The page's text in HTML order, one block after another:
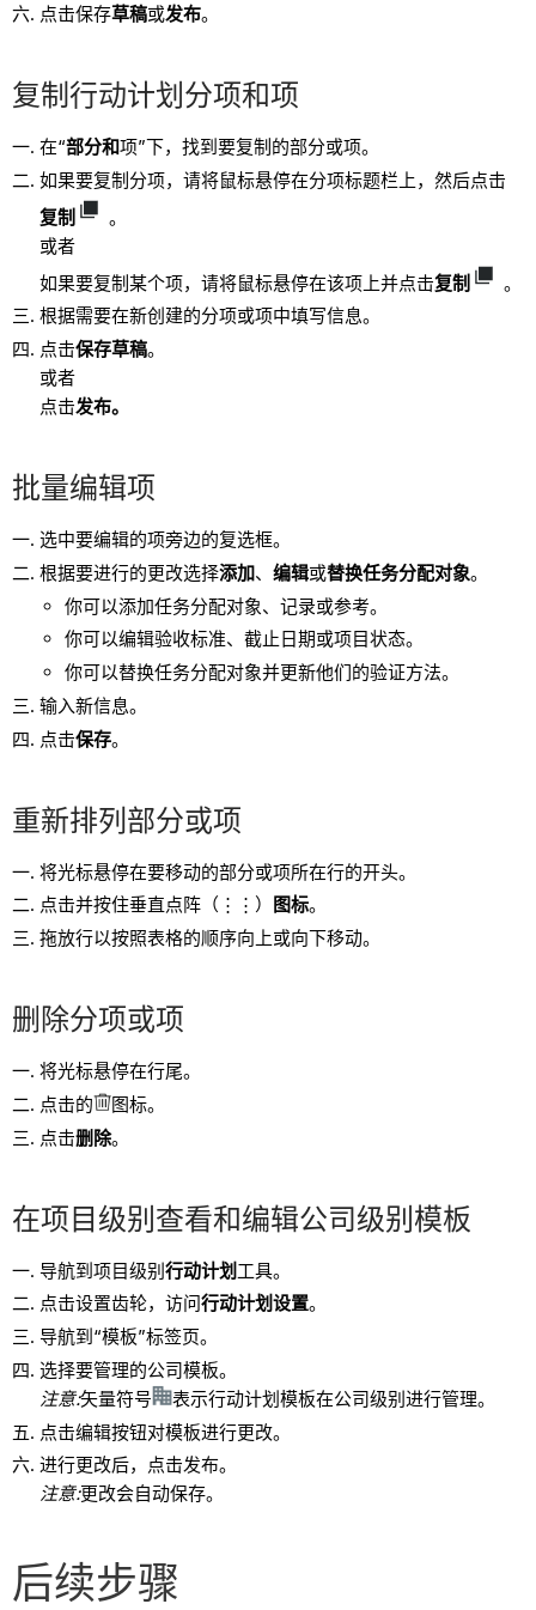
点击保存草稿或发布。
复制行动计划分项和项
在“部分和项”下，找到要复制的部分或项。
如果要复制分项，请将鼠标悬停在分项标题栏上，然后点击
复制
。
或者
如果要复制某个项，请将鼠标悬停在该项上并点击复制
。
根据需要在新创建的分项或项中填写信息。
点击保存草稿。
或者
点击发布。
批量编辑项
选中要编辑的项旁边的复选框。
根据要进行的更改选择添加、 编辑或替换任务分配对象。
你可以添加任务分配对象、记录或参考。
你可以编辑验收标准、截止日期或项目状态。
你可以替换任务分配对象并更新他们的验证方法。
输入新信息。
点击保存。
重新排列部分或项
将光标悬停在要移动的部分或项所在行的开头。
点击并按住垂直点阵（⋮⋮）
图标。
拖放行以按照表格的顺序向上或向下移动。
删除分项或项
将光标悬停在行尾。
点击的
图标。
点击删除。
在项目级别查看和编辑公司级别模板
导航到项目级别行动计划 工具。
点击设置齿轮，访问行动计划设置。
导航到“模板”标签页。
选择要管理的公司模板。
注意:矢量符号
表示行动计划模板在公司级别进行管理。
点击编辑按钮对模板进行更改。
进行更改后，点击发布。
注意:更改会自动保存。
后续步骤